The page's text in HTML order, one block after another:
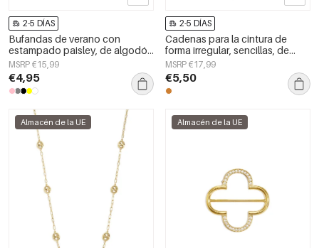
2-5 DÍAS
Bufandas de verano con
estampado paisley, de algodón
clásico, accesorios para el día a
día.
MSRP €15,99
€4,95
2-5 DÍAS
Cadenas para la cintura de
forma irregular, sencillas, de
acero inoxidable, accesorios de
uso diario.
MSRP €17,99
€5,50
Almacén de la UE Almacén de la UE